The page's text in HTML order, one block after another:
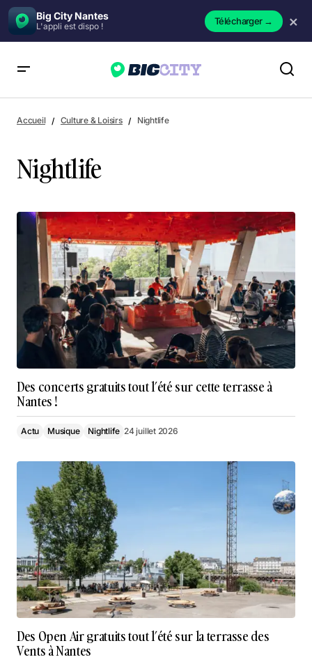
Big City Nantes
L'appli est dispo ! Télécharger→ ×
Accueil Culture & Loisirs Nightlife
Nightlife
Des concerts gratuits tout l’été sur cette terrasse à
Nantes !
Actu Musique Nightlife 24 juillet 2026
Des Open Air gratuits tout l’été sur la terrasse des
Vents à Nantes